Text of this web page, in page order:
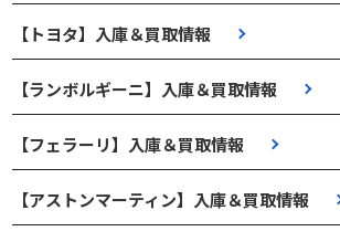
【トヨタ】入庫＆買取情報
【ランボルギーニ】入庫＆買取情報
【フェラーリ】入庫＆買取情報
【アストンマーティン】入庫＆買取情報